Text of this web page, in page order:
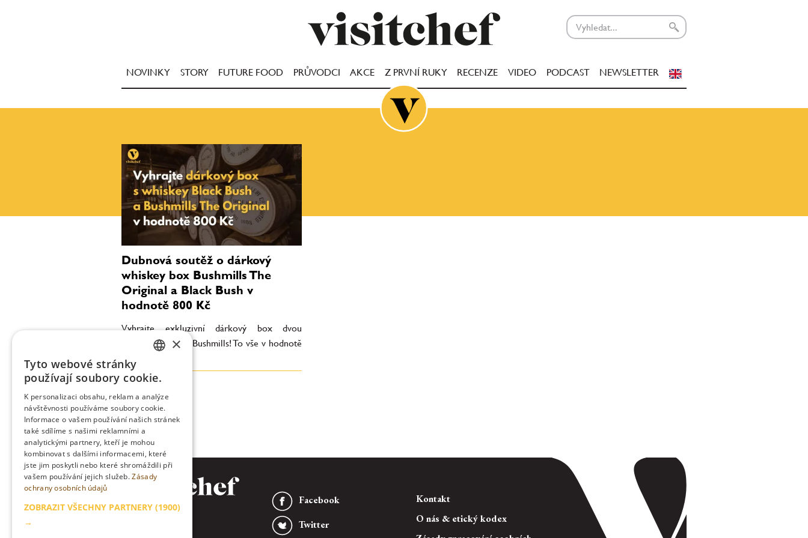
NOVINKY STORY FUTURE FOOD PRŮVODCI AKCE Z PRVNÍ RUKY RECENZE VIDEO PODCAST NEWSLETTER
Dubnová soutěž o dárkový
whiskey box Bushmills The
Original a Black Bush v
hodnotě 800 Kč
Vyhrajte exkluzivní dárkový box dvou
skvělých whiskey Bushmills! To vše v hodnotě
800 Kč.
Facebook
Twitter
Kontakt
O nás & etický kodex
ENGLISH
×
Tyto webové stránky
používají soubory cookie.
K personalizaci obsahu, reklam a analýze
návštěvnosti používáme soubory cookie.
Informace o vašem používání našich stránek
také sdílíme s našimi reklamními a
analytickými partnery, kteří je mohou
kombinovat s dalšími informacemi, které
jste jim poskytli nebo které shromáždili při
vašem používání jejich služeb.Zásady
ochrany osobních údajů
ZOBRAZIT VŠECHNY PARTNERY (1900)
→